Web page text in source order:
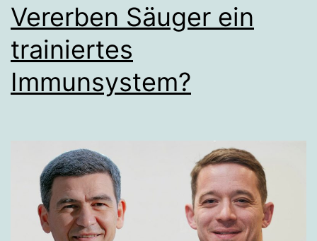
Vererben Säuger ein
trainiertes
Immunsystem?